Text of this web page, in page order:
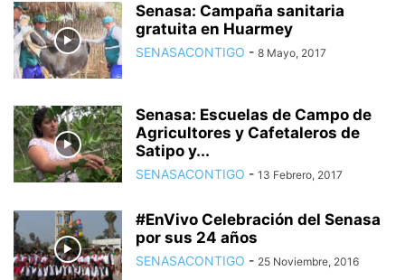
Senasa: Campaña sanitaria
gratuita en Huarmey
SENASACONTIGO - 8 Mayo, 2017
Senasa: Escuelas de Campo de
Agricultores y Cafetaleros de
Satipo y...
SENASACONTIGO - 13 Febrero, 2017
#EnVivo Celebración del Senasa
por sus 24 años
SENASACONTIGO - 25 Noviembre, 2016